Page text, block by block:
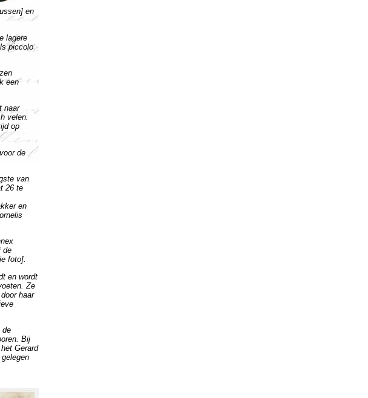
en
lagere
piccolo
een
naar
velen.
op
de
van
26 te
en
de
foto].
en wordt
Ze
haar
de
Bij
Gerard